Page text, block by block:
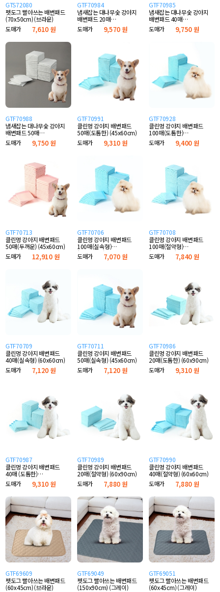
GTS72080
펫도그 빨아쓰는 배변패드
(70x50cm) (브라운)
도매가
7,610 원
GTF70984
냄새잡는 대나무숯 강아지
배변패드 20매
(60x90cm)
도매가 9,570 원
GTF70985
냄새잡는 대나무숯 강아지
배변패드 40매
(60x60cm)
도매가 9,750 원
GTF70988
냄새잡는 대나무숯 강아지
배변패드 50매
(45x60cm)
도매가 9,750 원
GTF70991
클린멍 강아지 배변패드
50매(도톰한) (45x60cm)
도매가
9,310 원
GTF70928
클린멍 강아지 배변패드
100매(도톰한)
(33x45cm)
도매가 9,400 원
GTF70713
클린멍 강아지 배변패드
50매(두꺼운) (45x60cm)
도매가
12,910 원
GTF70706
클린멍 강아지 배변패드
100매(실속형)
(33x45cm)
도매가 7,070 원
GTF70708
클린멍 강아지 배변패드
100매(절약형)
(33x45cm)
도매가 7,840 원
GTF70709
클린멍 강아지 배변패드
40매(실속형) (60x60cm)
도매가
7,120 원
GTF70711
클린멍 강아지 배변패드
50매(실속형) (45x60cm)
도매가
7,120 원
GTF70986
클린멍 강아지 배변패드
20매(도톰한) (60x90cm)
도매가
9,310 원
GTF70987
클린멍 강아지 배변패드
40매 (도톰한)
(60x60cm)
도매가 9,310 원
GTF70989
클린멍 강아지 배변패드
20매(절약형) (60x90cm)
도매가
7,880 원
GTF70990
클린멍 강아지 배변패드
40매(절약형) (60x60cm)
도매가
7,880 원
GTF69609
펫도그 빨아쓰는 배변패드
(60x45cm) (브라운)
GTF69049
펫도그 빨아쓰는 배변패드
(150x90cm) (그레이)
GTF69051
펫도그 빨아쓰는 배변패드
(60x45cm) (그레이)